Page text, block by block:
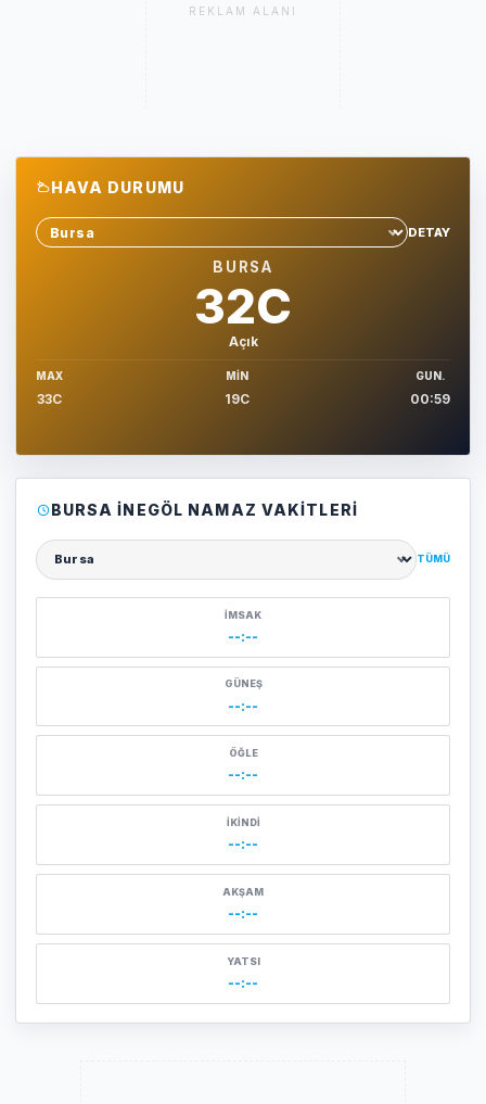
REKLAM ALANI
HAVA DURUMU
Sehir sec
DETAY
BURSA
32C
Açık
MAX
33C
MIN
19C
GUN.
00:59
BURSA İNEGÖL NAMAZ VAKITLERI
Şehir seçin
TÜMÜ
İMSAK
--:--
GÜNEŞ
--:--
ÖĞLE
--:--
İKINDI
--:--
AKŞAM
--:--
YATSI
--:--